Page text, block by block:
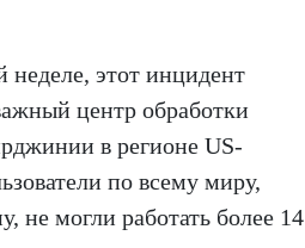
неделе, этот инцидент
центр обработки
в регионе US-
по всему миру,
могли работать более 14